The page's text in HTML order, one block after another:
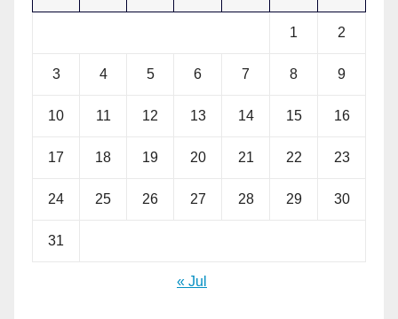
1 2
3 4 5 6 7 8 9
10 11 12 13 14 15 16
17 18 19 20 21 22 23
24 25 26 27 28 29 30
31
« Jul